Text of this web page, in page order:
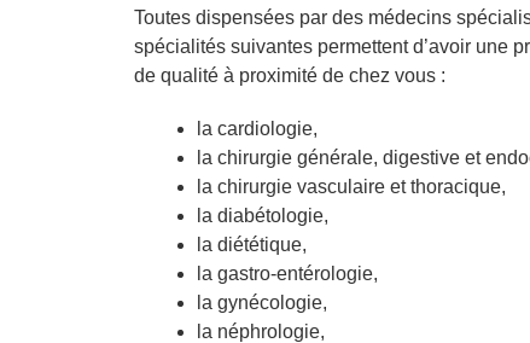
Toutes dispensées par des médecins
spécialités suivantes permettent d’avoir une
de qualité à proximité de chez vous :
la cardiologie,
la chirurgie générale, digestive et
la chirurgie vasculaire et thoracique,
la diabétologie,
la diététique,
la gastro-entérologie,
la gynécologie,
la néphrologie,